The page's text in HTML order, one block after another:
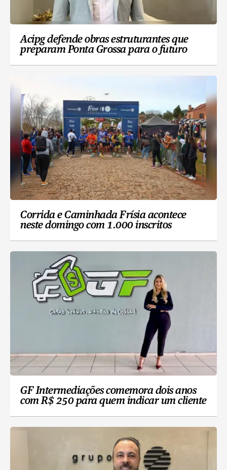
Acipg defende obras estruturantes que
preparam Ponta Grossa para o futuro
Corrida e Caminhada Frísia acontece
neste domingo com 1.000 inscritos
GF Intermediações comemora dois anos
com R$ 250 para quem indicar um cliente